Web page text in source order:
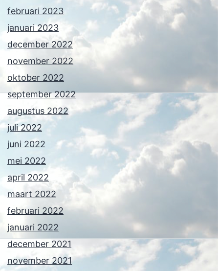
februari 2023
januari 2023
december 2022
november 2022
oktober 2022
september 2022
augustus 2022
juli 2022
juni 2022
mei 2022
april 2022
maart 2022
februari 2022
januari 2022
december 2021
november 2021